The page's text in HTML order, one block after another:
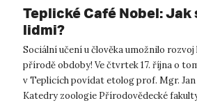
Teplické Café Nobel: Jak
lidmi?
Sociální učení u člověka umožnilo
přírodě obdoby! Ve čtvrtek 17. října o
v Teplicích povídat etolog prof. Mgr. Jan
Katedry zoologie Přírodovědecké